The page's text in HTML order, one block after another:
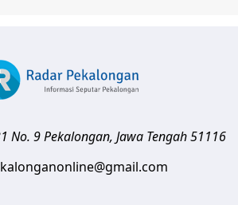
No. 9Pekalongan, Jawa Tengah51116